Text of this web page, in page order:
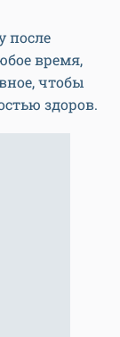
после
время,
чтобы
здоров.